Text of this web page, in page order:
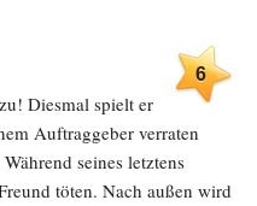
6
Diesmal spielt er
Auftraggeber verraten
seines letztens
töten. Nach außen wird